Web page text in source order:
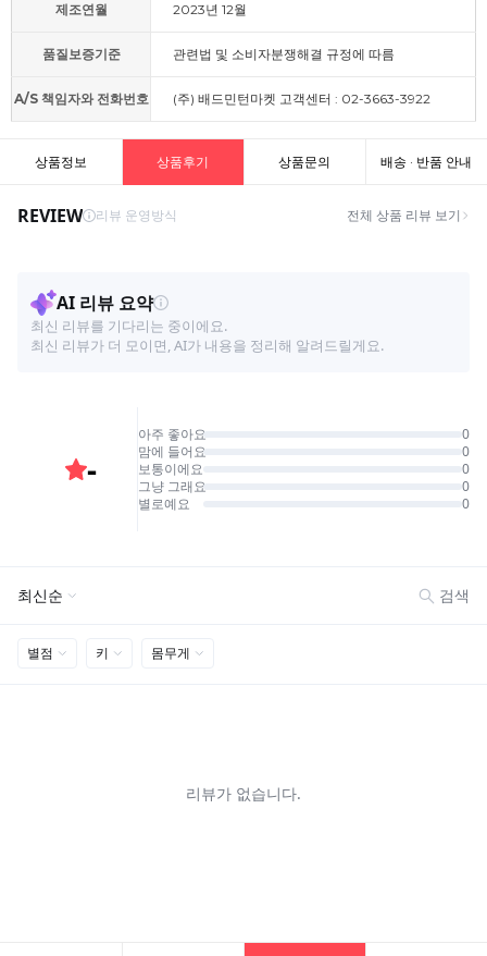
제조연월 2023년 12월
품질보증기준 관련법 및 소비자분쟁해결 규정에 따름
A/S 책임자와 전화번호 (주) 배드민턴마켓 고객센터 : 02-3663-3922
상품정보 상품후기 상품문의 배송 · 반품 안내